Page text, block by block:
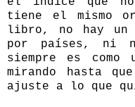
tiene el mismo
libro, no hay
por países, ni
siempre es
mirando hasta
ajuste a lo que